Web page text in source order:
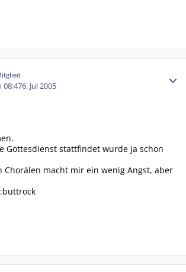
08:476. Jul 2005
Gottesdienst stattfindet wurde ja schon
Chorälen macht mir ein wenig Angst, aber